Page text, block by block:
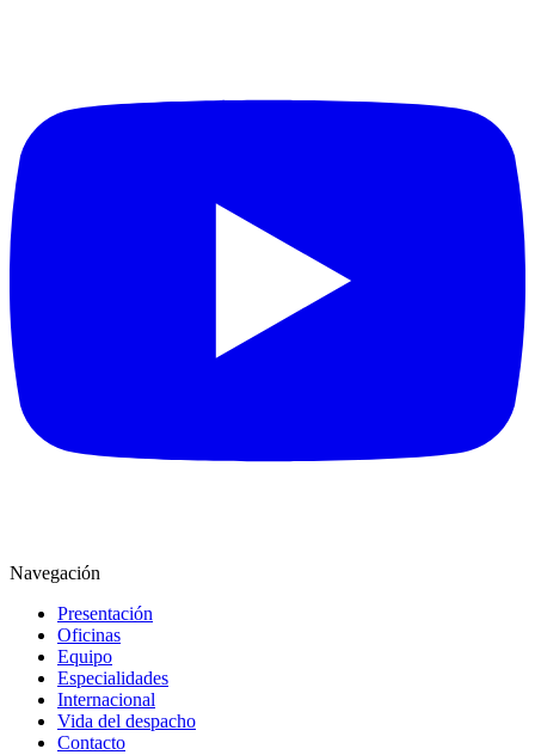
Navegación
Presentación
Oficinas
Equipo
Especialidades
Internacional
Vida del despacho
Contacto